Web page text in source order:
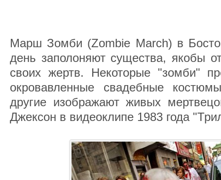
Марш Зомби (Zombie March) в
день заполоняют существа, якобы
своих жертв. Некоторые "зомби"
окровавленные свадебные
другие изображают живых
Джексон в видеоклипе 1983 года